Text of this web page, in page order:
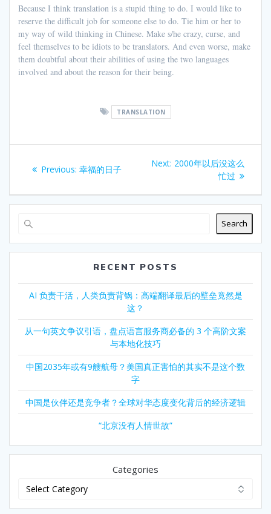
Because I think translation is a stupid thing to do. I would like to
reserve the difficult job for someone else to do. Tie him or her to
my way of wild thinking in Chinese. Make s/he crazy, curse, and
feel themselves to be idiots to be translators. And even worse, make
them doubtful about their abilities of using the two languages
involved and about the reason for their being.
TRANSLATION
navigation
Previous: Previous
幸福的日子
Next: Next
2000年以后没这么
忙过
Search
RECENT POSTS
AI 负责干活，人类负责背锅：高端翻译最后的壁垒竟然是
这？
从一句英文争议引语，盘点语言服务商必备的 3 个高阶文案
与本地化技巧
中国2035年或有9艘航母？美国真正害怕的其实不是这个数
字
中国是伙伴还是竞争者？全球对华态度变化背后的经济逻辑
“北京没有人情世故”
Categories